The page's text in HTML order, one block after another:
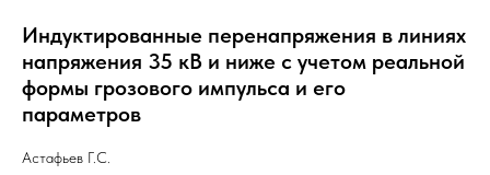
Индуктированные перенапряжения в линиях
напряжения 35 кВ и ниже с учетом реальной
формы грозового импульса и его
параметров
Астафьев Г.С.